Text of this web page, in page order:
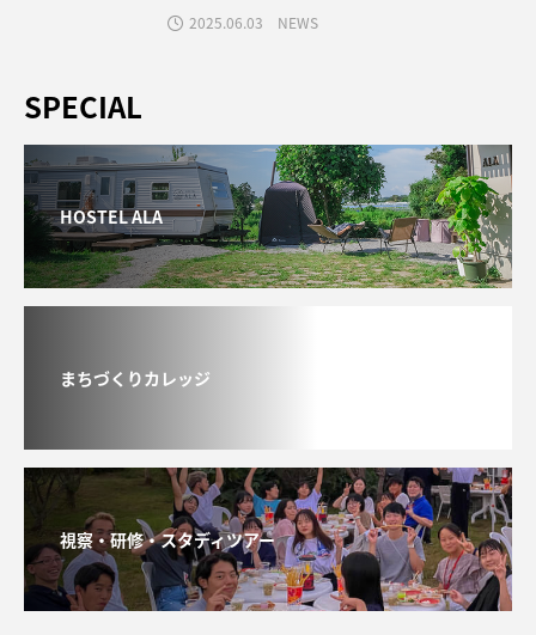
2025.06.03 NEWS
SPECIAL
HOSTEL ALA
まちづくりカレッジ
視察・研修・スタディツアー